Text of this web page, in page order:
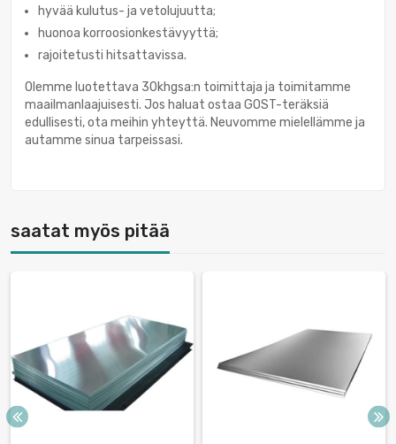
hyvää kulutus- ja vetolujuutta;
huonoa korroosionkestävyyttä;
rajoitetusti hitsattavissa.
Olemme luotettava 30khgsa:n toimittaja ja toimitamme
maailmanlaajuisesti. Jos haluat ostaa GOST-teräksiä
edullisesti, ota meihin yhteyttä. Neuvomme mielellämme ja
autamme sinua tarpeissasi.
saatat myös pitää